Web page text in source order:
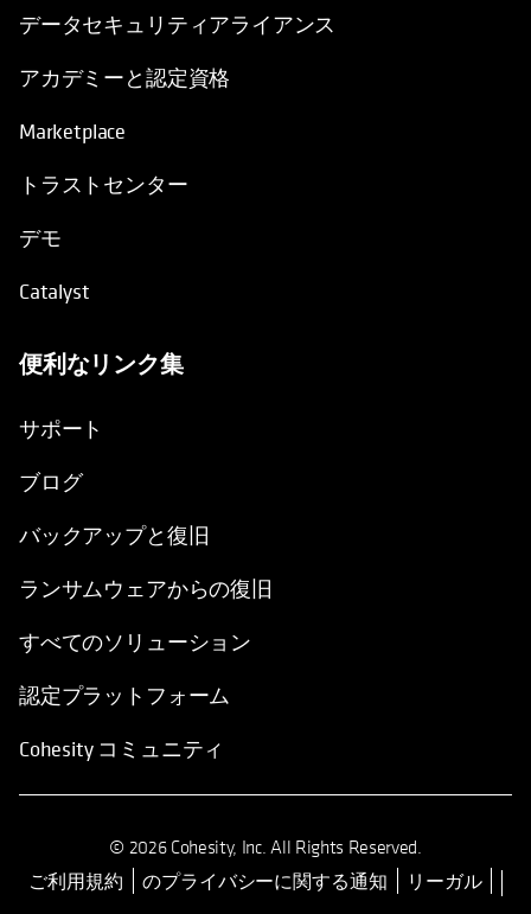
データセキュリティアライアンス
アカデミーと認定資格
Marketplace
トラストセンター
デモ
Catalyst
便利なリンク集
サポート
ブログ
バックアップと復旧
ランサムウェアからの復旧
すべてのソリューション
認定プラットフォーム
Cohesity コミュニティ
© 2026 Cohesity, Inc. All Rights Reserved.
ご利用規約 新しいタブで開く
のプライバシーに関する通知
リーガル